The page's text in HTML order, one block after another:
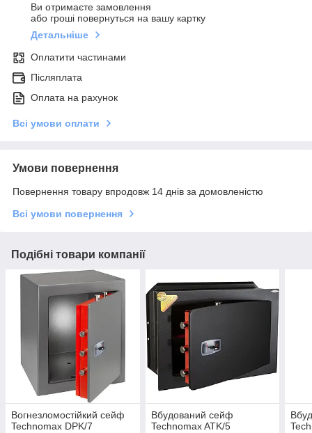
Ви отримаєте замовлення
або гроші повернуться на вашу картку
Детальніше
Оплатити частинами
Післяплата
Оплата на рахунок
Всі умови оплати
Умови повернення
Повернення товару впродовж 14 днів за домовленістю
Всі умови повернення
Подібні товари компанії
Вогнезломостійкий сейф
Technomax DPK/7
Вбудований сейф
Technomax ATK/5